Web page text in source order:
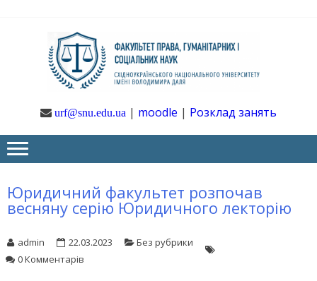
navigation
І
urf@snu.edu.ua | moodle | Розклад занять
Юридичний факультет розпочав
весняну серію Юридичного лекторію
admin 22.03.2023
Без рубрики
0 Комментарів